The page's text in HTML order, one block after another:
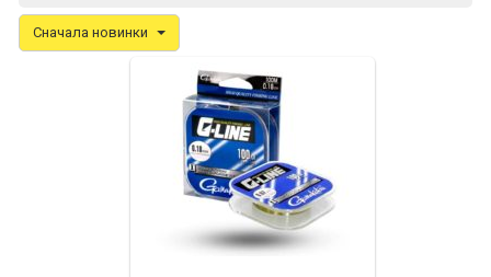
Сначала новинки